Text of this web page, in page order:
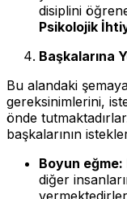
disiplini
Psikolojik
Başkalarına
Bu alandaki
gereksinimlerini,
önde
başkalarının
Boyun eğme:
diğer